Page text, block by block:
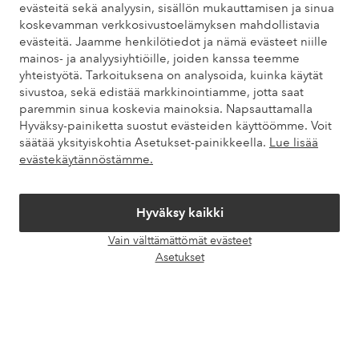
evästeitä sekä analyysin, sisällön mukauttamisen ja sinua
koskevamman verkkosivustoelämyksen mahdollistavia
evästeitä. Jaamme henkilötiedot ja nämä evästeet niille
mainos- ja analyysiyhtiöille, joiden kanssa teemme
yhteistyötä. Tarkoituksena on analysoida, kuinka käytät
sivustoa, sekä edistää markkinointiamme, jotta saat
paremmin sinua koskevia mainoksia. Napsauttamalla
Hyväksy-painiketta suostut evästeiden käyttöömme. Voit
säätää yksityiskohtia Asetukset-painikkeella. Lue lisää
evästekäytännöstämme.
Hyväksy kaikki
Vain välttämättömät evästeet
Asetukset
Löydät vastaukset useimmin kysyttyihin kysymyksiin usein
kysytyistä kysymyksistä. Löydät myös tietoa siitä, miten voit ottaa
meihin yhteyttä.
Asiakaspalvelu Tilaukset Maksutavat
Omat sivut
Tietoa Elloksesta